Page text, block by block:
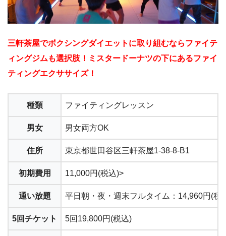
三軒茶屋でボクシングダイエットに取り組むならファイテ
ィングジムも選択肢！ミスタードーナツの下にあるファイ
ティングエクササイズ！
種類 ファイティングレッスン
男女 男女両方OK
住所 東京都世田谷区三軒茶屋1-38-8-B1
初期費用 11,000円(税込)>
通い放題 平日朝・夜・週末フルタイム：14,960円(税
5回チケット 5回19,800円(税込)